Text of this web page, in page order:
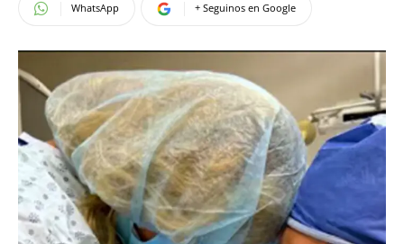
WhatsApp + Seguinos en Google